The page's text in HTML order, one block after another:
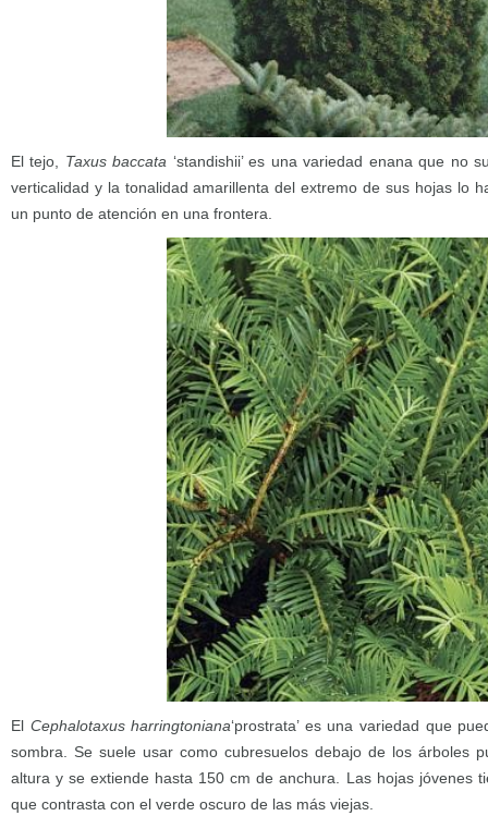
El tejo, Taxus baccata ‘standishii’ es una variedad enana que no
verticalidad y la tonalidad amarillenta del extremo de sus hojas lo
un punto de atención en una frontera.
El Cephalotaxus harringtoniana‘prostrata’ es una variedad que
sombra. Se suele usar como cubresuelos debajo de los árboles
altura y se extiende hasta 150 cm de anchura. Las hojas jóvenes
que contrasta con el verde oscuro de las más viejas.